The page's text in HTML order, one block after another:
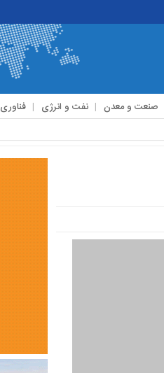
صنعت و معدن نفت و انرژی فناوری